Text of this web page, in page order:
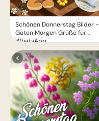
Schönen Donnerstag Bilder -
Guten Morgen Grüße für
WhatsApp